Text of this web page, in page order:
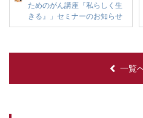
ためのがん講座『私らしく生
きる』」セミナーのお知らせ
一覧